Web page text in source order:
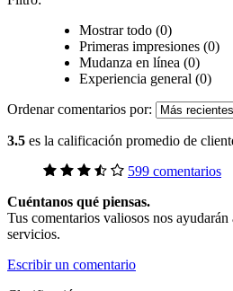
Mostrar todo (0)
Primeras impresiones (0)
Mudanza en línea (0)
Experiencia general (0)
Ordenar comentarios por:
3.5 es la calificación promedio de
599 comentarios
Cuéntanos qué piensas.
Tus comentarios valiosos nos
servicios.
Escribir un comentario